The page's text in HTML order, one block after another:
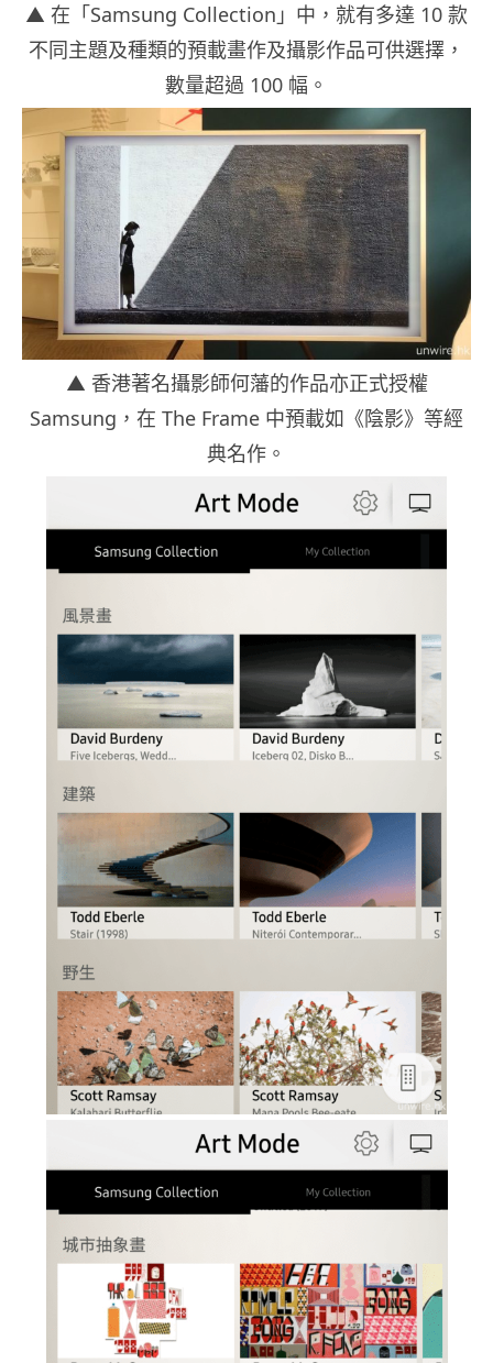
▲ 在「Samsung Collection」中，就有多達 10 款
不同主題及種類的預載畫作及攝影作品可供選擇，
數量超過 100 幅。
▲ 香港著名攝影師何藩的作品亦正式授權
Samsung，在 The Frame 中預載如《陰影》等經
典名作。